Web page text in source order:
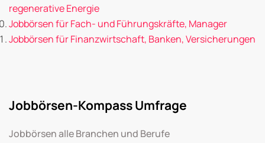
regenerative Energie
Jobbörsen für Fach- und Führungskräfte, Manager
Jobbörsen für Finanzwirtschaft, Banken, Versicherungen
Jobbörsen-Kompass Umfrage
Jobbörsen alle Branchen und Berufe